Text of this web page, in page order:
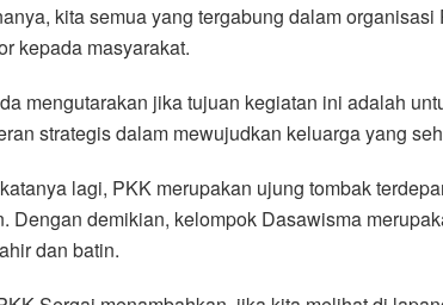
kita semua yang tergabung dalam
kepada masyarakat.
mengutarakan jika tujuan kegiatan ini adalah
strategis dalam mewujudkan keluarga yang
lagi, PKK merupakan ujung tombak
Dengan demikian, kelompok Dasawisma
dan batin.